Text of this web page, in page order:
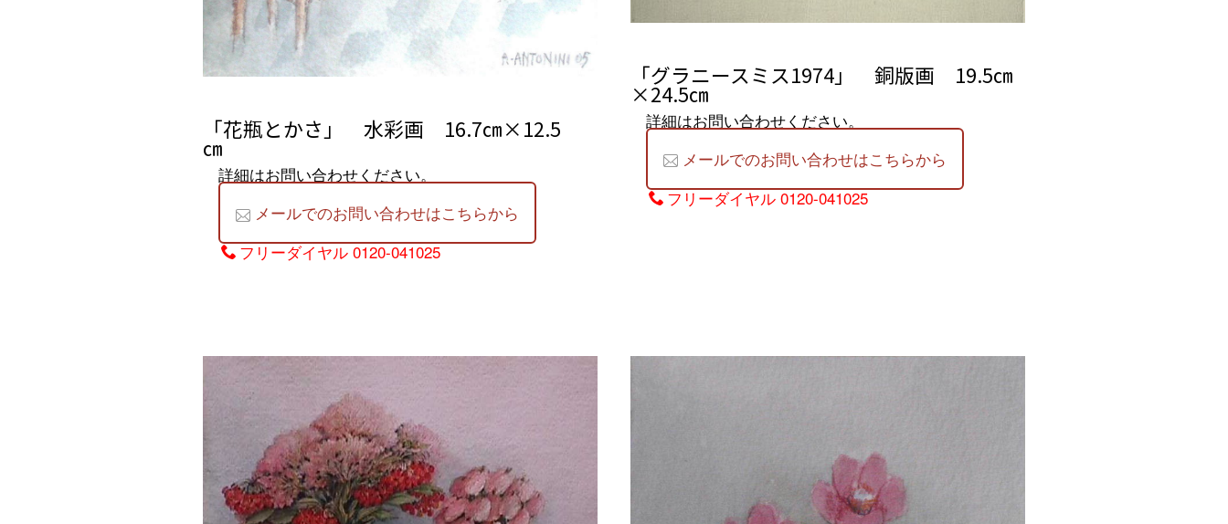
「花瓶とかさ」 水彩画 16.7㎝×12.5
㎝
詳細はお問い合わせください。
メールでのお問い合わせはこちらから
フリーダイヤル0120-041025
「グラニースミス1974」 銅版画 19.5㎝
×24.5㎝
詳細はお問い合わせください。
メールでのお問い合わせはこちらから
フリーダイヤル0120-041025